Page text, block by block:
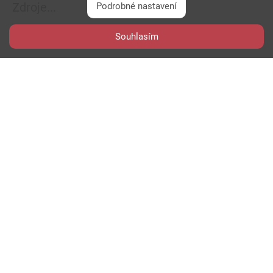
Podrobné nastavení
Souhlasím